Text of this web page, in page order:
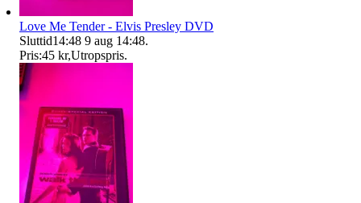
Love Me Tender - Elvis Presley DVD
Sluttid14:48 9 aug 14:48.
Pris:45 kr,Utropspris.